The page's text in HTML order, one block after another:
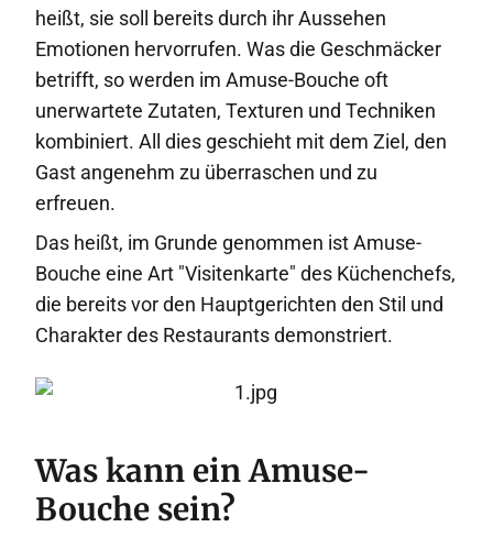
heißt, sie soll bereits durch ihr Aussehen
Emotionen hervorrufen. Was die Geschmäcker
betrifft, so werden im Amuse-Bouche oft
unerwartete Zutaten, Texturen und Techniken
kombiniert. All dies geschieht mit dem Ziel, den
Gast angenehm zu überraschen und zu
erfreuen.
Das heißt, im Grunde genommen ist Amuse-
Bouche eine Art "Visitenkarte" des Küchenchefs,
die bereits vor den Hauptgerichten den Stil und
Charakter des Restaurants demonstriert.
Was kann ein Amuse-
Bouche sein?